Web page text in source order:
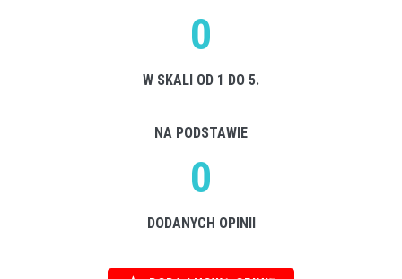
0
W SKALI OD 1 DO 5.
NA PODSTAWIE
0
DODANYCH OPINII